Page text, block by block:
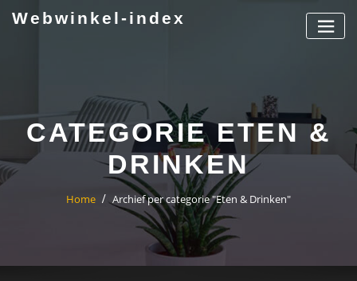
naarWebwinkel-index
CATEGORIE ETEN &
DRINKEN
Home Archief per categorie "Eten & Drinken"